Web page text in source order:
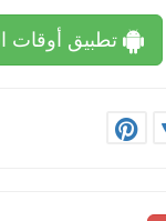
تطبيق أوقات